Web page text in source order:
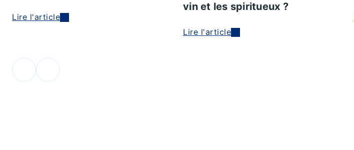
Lire l'article
vin et les spiritueux ?
Lire l'article